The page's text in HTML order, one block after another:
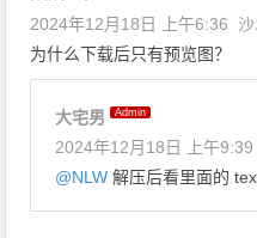
2024年12月18日 上午6:36
为什么下载后只有预览图？
大宅男 Admin
2024年12月18日 上午9:39
@NLW 解压后看里面的